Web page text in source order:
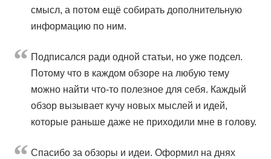
смысл, а потом ещё собирать дополнительную
информацию по ним.
Подписался ради одной статьи, но уже подсел.
Потому что в каждом обзоре на любую тему
можно найти что-то полезное для себя. Каждый
обзор вызывает кучу новых мыслей и идей,
которые раньше даже не приходили мне в голову.
Cпасибо за обзоры и идеи. Оформил на днях